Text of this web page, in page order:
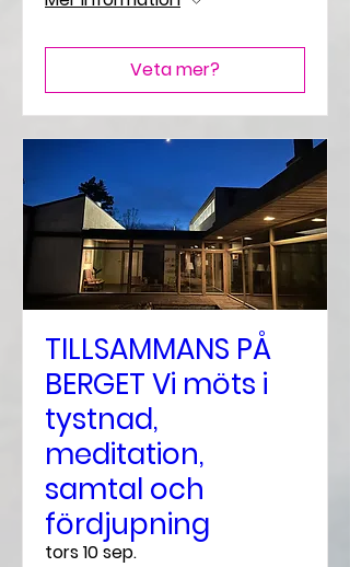
Veta mer?
TILLSAMMANS PÅ
BERGET Vi möts i
tystnad,
meditation,
samtal och
fördjupning
tors 10 sep.